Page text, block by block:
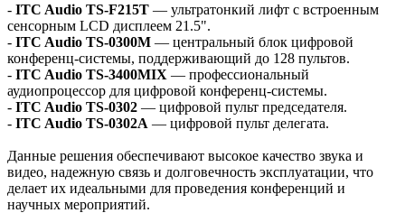
- ITC Audio TS-F215T — ультратонкий лифт с встроенным
сенсорным LCD дисплеем 21.5".
- ITC Audio TS-0300M — центральный блок цифровой
конференц-системы, поддерживающий до 128 пультов.
- ITC Audio TS-3400MIX — профессиональный
аудиопроцессор для цифровой конференц-системы.
- ITC Audio TS-0302 — цифровой пульт председателя.
- ITC Audio TS-0302A — цифровой пульт делегата.
Данные решения обеспечивают высокое качество звука и
видео, надежную связь и долговечность эксплуатации, что
делает их идеальными для проведения конференций и
научных мероприятий.